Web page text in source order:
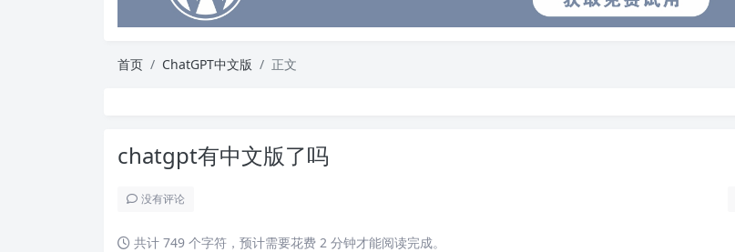
首页 ChatGPT中文版 正文
chatgpt有中文版了吗
没有评论
共计 749 个字符，预计需要花费 2 分钟才能阅读完成。